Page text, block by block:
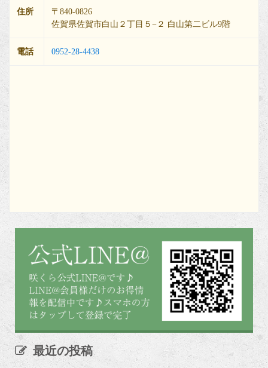
住所
〒840-0826
佐賀県佐賀市白山２丁目５−２ 白山第二ビル9階
電話 0952-28-4438
最近の投稿